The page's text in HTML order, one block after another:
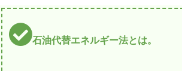
石油代替エネルギー法とは。